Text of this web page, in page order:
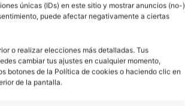
únicas (IDs) en este sitio y mostrar anuncios (no-)
puede afectar negativamente a ciertas
o realizar elecciones más detalladas. Tus
cambiar tus ajustes en cualquier momento,
botones de la Política de cookies o haciendo clic en
de la pantalla.